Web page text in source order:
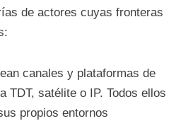
de actores cuyas fronteras
canales y plataformas de
TDT, satélite o IP. Todos ellos
propios entornos